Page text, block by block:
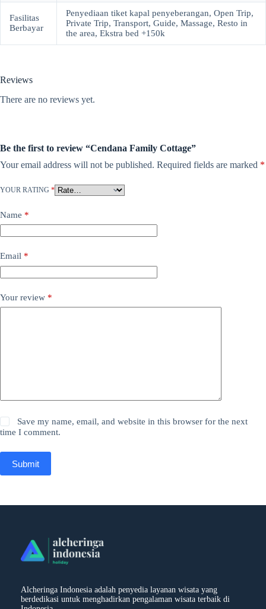
Fasilitas
Berbayar
Penyediaan tiket kapal penyeberangan, Open Trip,
Private Trip, Transport, Guide, Massage, Resto in
the area, Ekstra bed +150k
Reviews
There are no reviews yet.
Be the first to review “Cendana Family Cottage”
Your email address will not be published. Required fields are marked *
YOUR RATING *
Name *
Email *
Your review *
Save my name, email, and website in this browser for the next
time I comment.
Submit
Alcheringa Indonesia adalah penyedia layanan wisata yang
berdedikasi untuk menghadirkan pengalaman wisata terbaik di